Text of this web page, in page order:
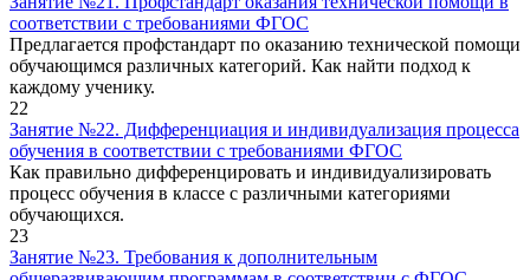
соответствии с требованиями ФГОС
Предлагается профстандарт по оказанию технической помощи
обучающимся различных категорий. Как найти подход к
каждому ученику.
22
Занятие №22. Дифференциация и индивидуализация процесса
обучения в соответствии с требованиями ФГОС
Как правильно дифференцировать и индивидуализировать
процесс обучения в классе с различными категориями
обучающихся.
23
Занятие №23. Требования к дополнительным